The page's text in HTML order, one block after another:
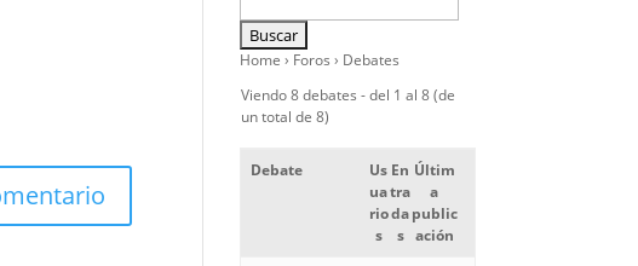
Home › Foros › Debates
Viendo 8 debates - del 1 al 8 (de
un total de 8)
Debate
Us
ua
rio
s
En
tra
da
s
Últim
a
public
ación